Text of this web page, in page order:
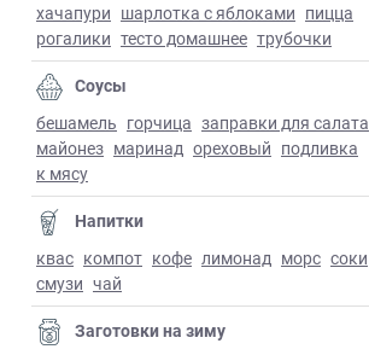
хачапури шарлотка с яблоками пицца
рогалики тесто домашнее трубочки
Соусы
бешамель горчица заправки для салата
майонез маринад ореховый подливка
к мясу
Напитки
квас компот кофе лимонад морс соки
смузи чай
Заготовки на зиму